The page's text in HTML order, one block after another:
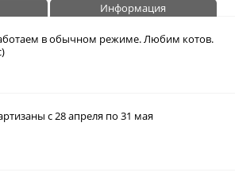
Информация
в обычном режиме. Любим котов.
с 28 апреля по 31 мая